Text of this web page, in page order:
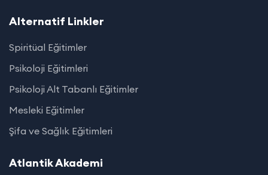
Alternatif Linkler
Spiritüal Eğitimler
Psikoloji Eğitimleri
Psikoloji Alt Tabanlı Eğitimler
Mesleki Eğitimler
Şifa ve Sağlık Eğitimleri
Atlantik Akademi